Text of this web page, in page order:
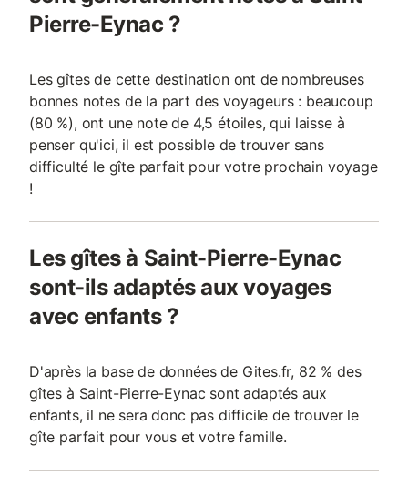
Pierre-Eynac ?
Les gîtes de cette destination ont de nombreuses
bonnes notes de la part des voyageurs : beaucoup
(80 %), ont une note de 4,5 étoiles, qui laisse à
penser qu'ici, il est possible de trouver sans
difficulté le gîte parfait pour votre prochain voyage
!
Les gîtes à Saint-Pierre-Eynac
sont-ils adaptés aux voyages
avec enfants ?
D'après la base de données de Gites.fr, 82 % des
gîtes à Saint-Pierre-Eynac sont adaptés aux
enfants, il ne sera donc pas difficile de trouver le
gîte parfait pour vous et votre famille.